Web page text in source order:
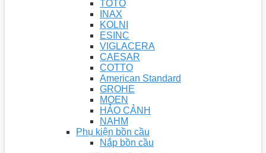
TOTO
INAX
KOLNI
ESINC
VIGLACERA
CAESAR
COTTO
American Standard
GROHE
MOEN
HẢO CẢNH
NAHM
Phụ kiện bồn cầu
Nắp bồn cầu